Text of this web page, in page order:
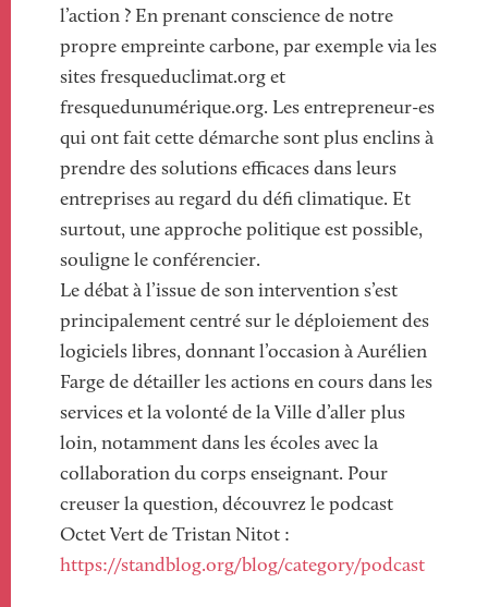
l’action ? En prenant conscience de notre
propre empreinte carbone, par exemple via les
sites fresqueduclimat.org et
fresquedunumérique.org. Les entrepreneur-es
qui ont fait cette démarche sont plus enclins à
prendre des solutions efficaces dans leurs
entreprises au regard du défi climatique. Et
surtout, une approche politique est possible,
souligne le conférencier.
Le débat à l’issue de son intervention s’est
principalement centré sur le déploiement des
logiciels libres, donnant l’occasion à Aurélien
Farge de détailler les actions en cours dans les
services et la volonté de la Ville d’aller plus
loin, notamment dans les écoles avec la
collaboration du corps enseignant. Pour
creuser la question, découvrez le podcast
Octet Vert de Tristan Nitot :
https://standblog.org/blog/category/podcast